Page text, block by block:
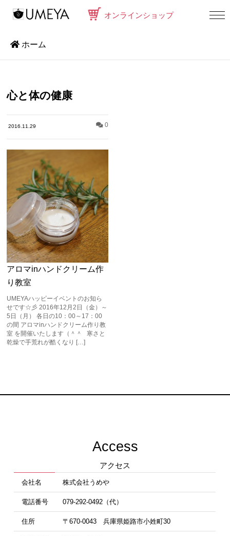
オンラインショップ
ホーム
心と体の健康
2016.11.29 0
アロマinハンドクリーム作
り教室
UMEYAハッピーイベントのお知ら
せです☆彡 2016年12月2日（金）～
5日（月） 各日の10：00～17：00
の間 アロマinハンドクリーム作り教
室 を開催いたします（＾＾ 寒さと
乾燥で手荒れが酷くなり […]
Access
アクセス
会社名 株式会社うめや
電話番号 079-292-0492（代）
住所 〒670-0043 兵庫県姫路市小姓町30